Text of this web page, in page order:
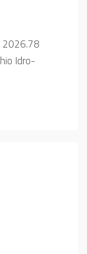
2026.78
Idro-